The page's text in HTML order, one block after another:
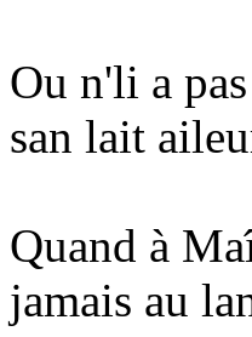
Ou n'li a
san lait
Quand à
jamais au